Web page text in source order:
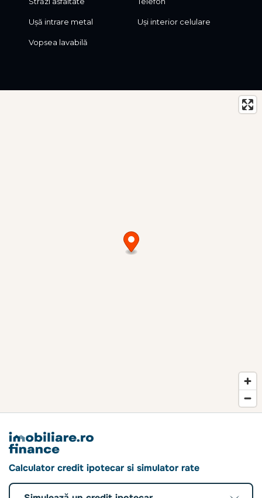
Ușă intrare metal Uși interior celulare
Vopsea lavabilă